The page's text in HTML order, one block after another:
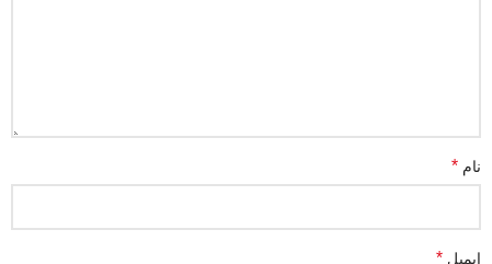
نام *
ایمیل *